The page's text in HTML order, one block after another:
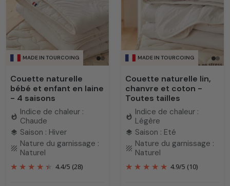
MADE IN TOURCOING
Couette naturelle
bébé et enfant en laine
- 4 saisons
whatshot Indice de chaleur :
Chaude
layers Saison : Hiver
texture Nature du garnissage :
Naturel
4.4/5 (28)
MADE IN TOURCOING
Couette naturelle lin,
chanvre et coton -
Toutes tailles
whatshot Indice de chaleur :
Légère
layers Saison : Eté
texture Nature du garnissage :
Naturel
4.9/5 (10)